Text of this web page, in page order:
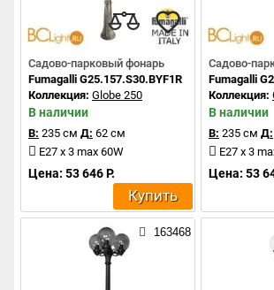
Садово-парковый фонарь
Fumagalli G25.157.S30.BYF1R
Коллекция: Globe 250
В наличии
В: 235 см Д: 62 см
E27 x 3 max 60W
Цена: 53 646 Р.
Купить
Садово-
Fumagalli
Коллекция:
В наличии
В: 235 см Д:
E27 x 3
Цена: 53
163468